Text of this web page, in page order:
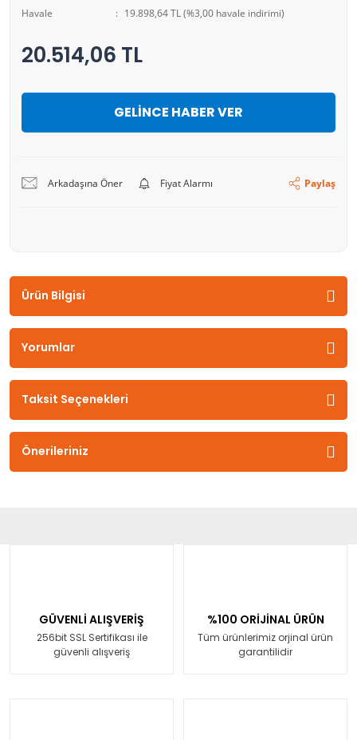
Havale
19.898,64 TL (%3,00 havale indirimi)
20.514,06 TL
GELİNCE HABER VER
Arkadaşına Öner Fiyat Alarmı Paylaş
Ürün Bilgisi
Yorumlar
Taksit Seçenekleri
Önerileriniz
GÜVENLİ ALIŞVERİŞ
256bit SSL Sertifikası ile
güvenli alışveriş
%100 ORİJİNAL ÜRÜN
Tüm ürünlerimiz orjinal ürün
garantilidir